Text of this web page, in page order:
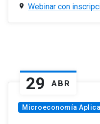
Webinar con
29 ABR
Microeconomía